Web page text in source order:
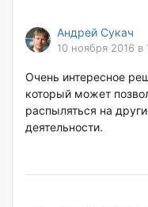
Андрей Сукач
10 ноября 2016 в
Очень интересное
который может
распыляться на
деятельности.